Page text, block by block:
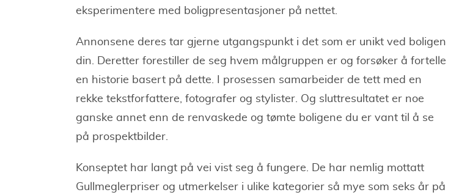
eksperimentere med boligpresentasjoner på nettet.
Annonsene deres tar gjerne utgangspunkt i det som er unikt ved boligen
din. Deretter forestiller de seg hvem målgruppen er og forsøker å fortelle
en historie basert på dette. I prosessen samarbeider de tett med en
rekke tekstforfattere, fotografer og stylister. Og sluttresultatet er noe
ganske annet enn de renvaskede og tømte boligene du er vant til å se
på prospektbilder.
Konseptet har langt på vei vist seg å fungere. De har nemlig mottatt
Gullmeglerpriser og utmerkelser i ulike kategorier så mye som seks år på